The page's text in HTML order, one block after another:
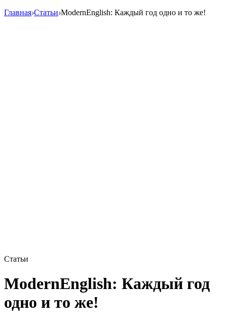
Главная›Статьи›ModernEnglish: Каждый год одно и то же!
Статьи
ModernEnglish: Каждый год
одно и то же!